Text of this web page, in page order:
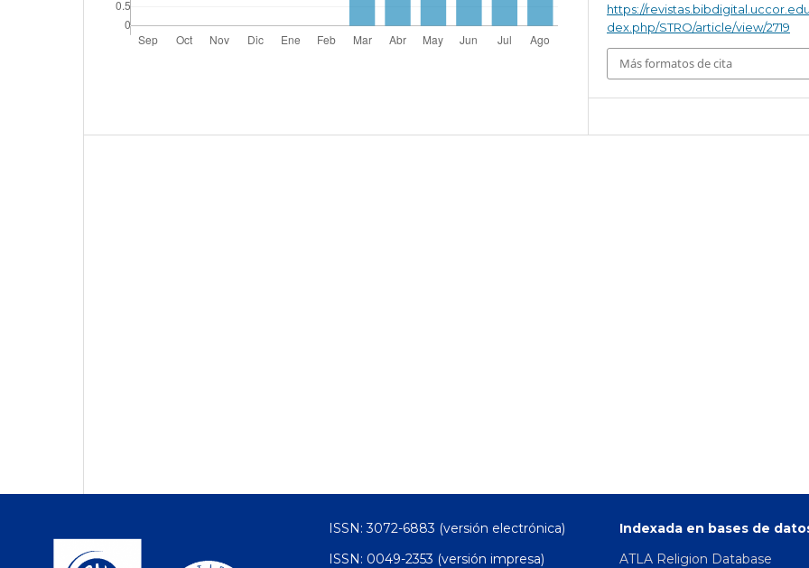
https://
dex.php/STRO/article/view/2719
Más formatos de cita
ISSN: 3072-6883 (versión electrónica)
ISSN: 0049-2353 (versión impresa)
Indexada en bases de
ATLA Religion Database